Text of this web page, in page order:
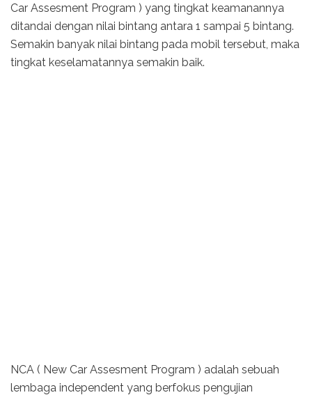
Car Assesment Program ) yang tingkat keamanannya
ditandai dengan nilai bintang antara 1 sampai 5 bintang.
Semakin banyak nilai bintang pada mobil tersebut, maka
tingkat keselamatannya semakin baik.
NCA ( New Car Assesment Program ) adalah sebuah
lembaga independent yang berfokus pengujian